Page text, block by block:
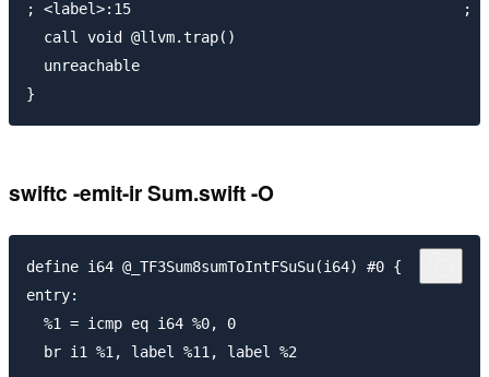
; <label>:15                                      ;
  call void @llvm.trap()
  unreachable
swiftc -emit-ir Sum.swift -O
define i64 @_TF3Sum8sumToIntFSuSu(i64) #0 {
entry:
  %1 = icmp eq i64 %0, 0
  br i1 %1, label %11, label %2